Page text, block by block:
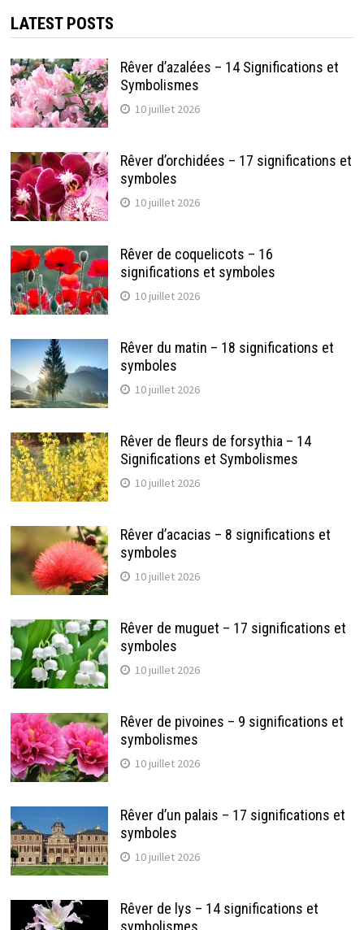
LATEST POSTS
Rêver d’azalées – 14 Significations et
Symbolismes
10 juillet 2026
Rêver d’orchidées – 17 significations et
symboles
10 juillet 2026
Rêver de coquelicots – 16
significations et symboles
10 juillet 2026
Rêver du matin – 18 significations et
symboles
10 juillet 2026
Rêver de fleurs de forsythia – 14
Significations et Symbolismes
10 juillet 2026
Rêver d’acacias – 8 significations et
symboles
10 juillet 2026
Rêver de muguet – 17 significations et
symboles
10 juillet 2026
Rêver de pivoines – 9 significations et
symbolismes
10 juillet 2026
Rêver d’un palais – 17 significations et
symboles
10 juillet 2026
Rêver de lys – 14 significations et
symbolismes